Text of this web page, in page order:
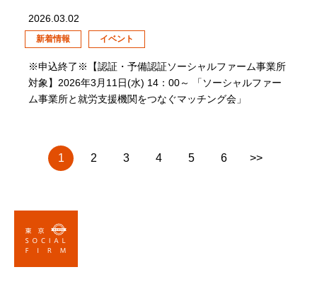
2026.03.02
新着情報 イベント
※申込終了※【認証・予備認証ソーシャルファーム事業所
対象】2026年3月11日(水) 14：00～ 「ソーシャルファー
ム事業所と就労支援機関をつなぐマッチング会」
1 2 3 4 5 6 >>